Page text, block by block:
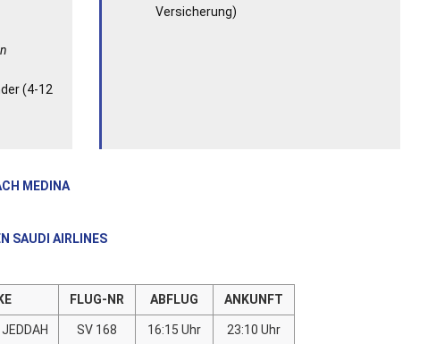
(4-12
Versicherung)
MEDINA
SAUDI AIRLINES
FLUG-NR ABFLUG ANKUNFT
JEDDAH SV 168 16:15 Uhr 23:10 Uhr